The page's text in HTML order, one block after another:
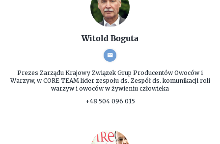
Witold Boguta
Prezes Zarządu Krajowy Związek Grup Producentów Owoców i
Warzyw, w CORE TEAM lider zespołu ds. Zespół ds. komunikacji roli
warzyw i owoców w żywieniu człowieka
+48 504 096 015